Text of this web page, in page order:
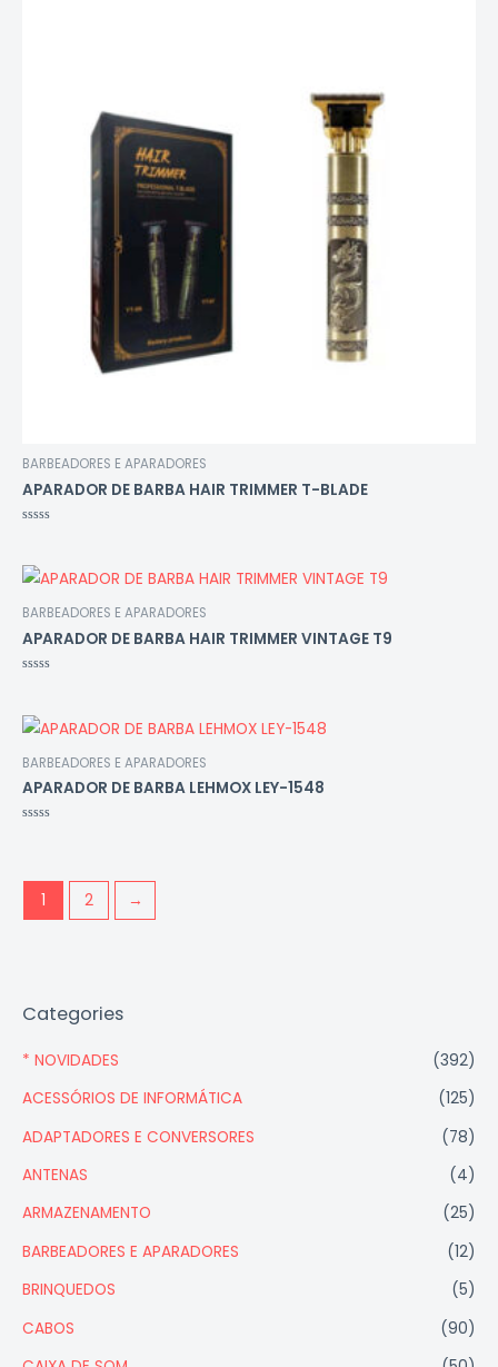
Categories
* NOVIDADES
(392)
ACESSÓRIOS DE INFORMÁTICA
(125)
ADAPTADORES E CONVERSORES
(78)
ANTENAS
(4)
ARMAZENAMENTO
(25)
BARBEADORES E APARADORES
(12)
BRINQUEDOS
(5)
CABOS
(90)
BARBEADORES E APARADORES
APARADOR DE BARBA HAIR TRIMMER T-BLADE
5
BARBEADORES E APARADORES
APARADOR DE BARBA HAIR TRIMMER VINTAGE T9
5
BARBEADORES E APARADORES
APARADOR DE BARBA LEHMOX LEY-1548
1 2 →